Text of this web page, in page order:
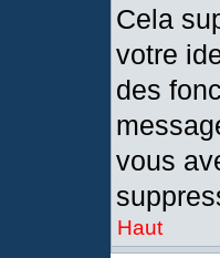
Cela
votre
des
vous
Haut